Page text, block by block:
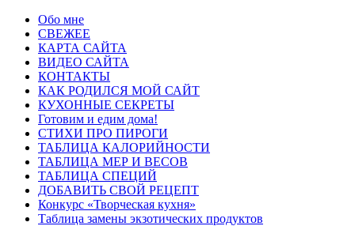
Обо мне
СВЕЖЕЕ
КАРТА САЙТА
ВИДЕО САЙТА
КОНТАКТЫ
КАК РОДИЛСЯ МОЙ САЙТ
КУХОННЫЕ СЕКРЕТЫ
Готовим и едим дома!
СТИХИ ПРО ПИРОГИ
ТАБЛИЦА КАЛОРИЙНОСТИ
ТАБЛИЦА МЕР И ВЕСОВ
ТАБЛИЦА СПЕЦИЙ
ДОБАВИТЬ СВОЙ РЕЦЕПТ
Конкурс «Творческая кухня»
Таблица замены экзотических продуктов